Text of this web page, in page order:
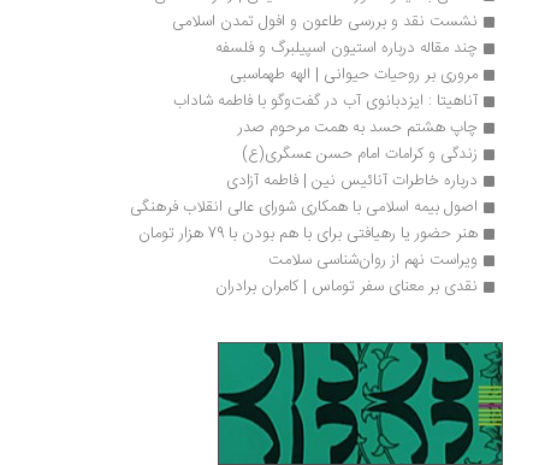
نشست نقد و بررسی طاعون و افول تمدن اسلامی
چند مقاله درباره استیون اسپیلبرگ و فلسفه
مروری بر روحیات حیوانی | الهه طهماسبی
آناهیتا : ایزدبانوی آب در گفت‌وگو با فاطمه شاداب
چاپ هشتم حسد به همت مرحوم صدر
زندگی و کرامات امام حسن عسگری(ع)
درباره خاطرات آنائیس نین | فاطمه آزادی
اصول بیمه اسلامی با همکاری شورای عالی انقلاب فرهنگی
هنر حضور یا رهیافتی برای با هم ‌بودن با 79 هزار تومان
ویراست نهم از روان‌شناسی سلامت
نقدی بر معنای سفر توماس | کامران برادران